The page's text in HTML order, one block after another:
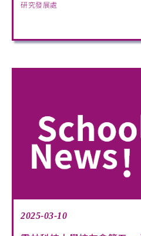
研究發展處
2025-03-10